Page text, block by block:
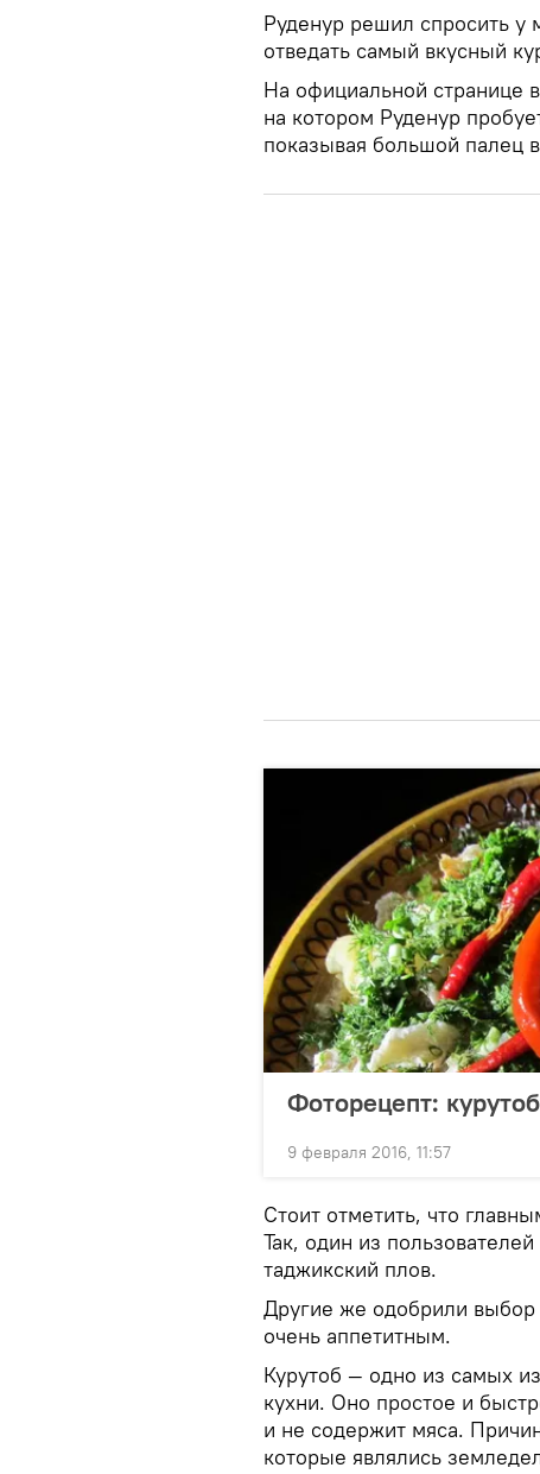
Руденур решил спросить
отведать самый вкусный
На официальной странице
на котором Руденур
показывая большой палец
Фоторецепт:
9 февраля 2016, 11:57
Стоит отметить, что
Так, один из
таджикский плов.
Другие же одобрили выбор
очень аппетитным.
Курутоб — одно из самых
кухни. Оно простое и
и не содержит мяса.
которые являлись